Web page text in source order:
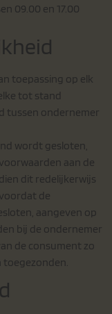
09.00 en 17.00
toepassing op elk
tot stand
tussen ondernemer
wordt gesloten,
aan de
dit redelijkerwijs
de
aangeven op
bij de ondernemer
de consument zo